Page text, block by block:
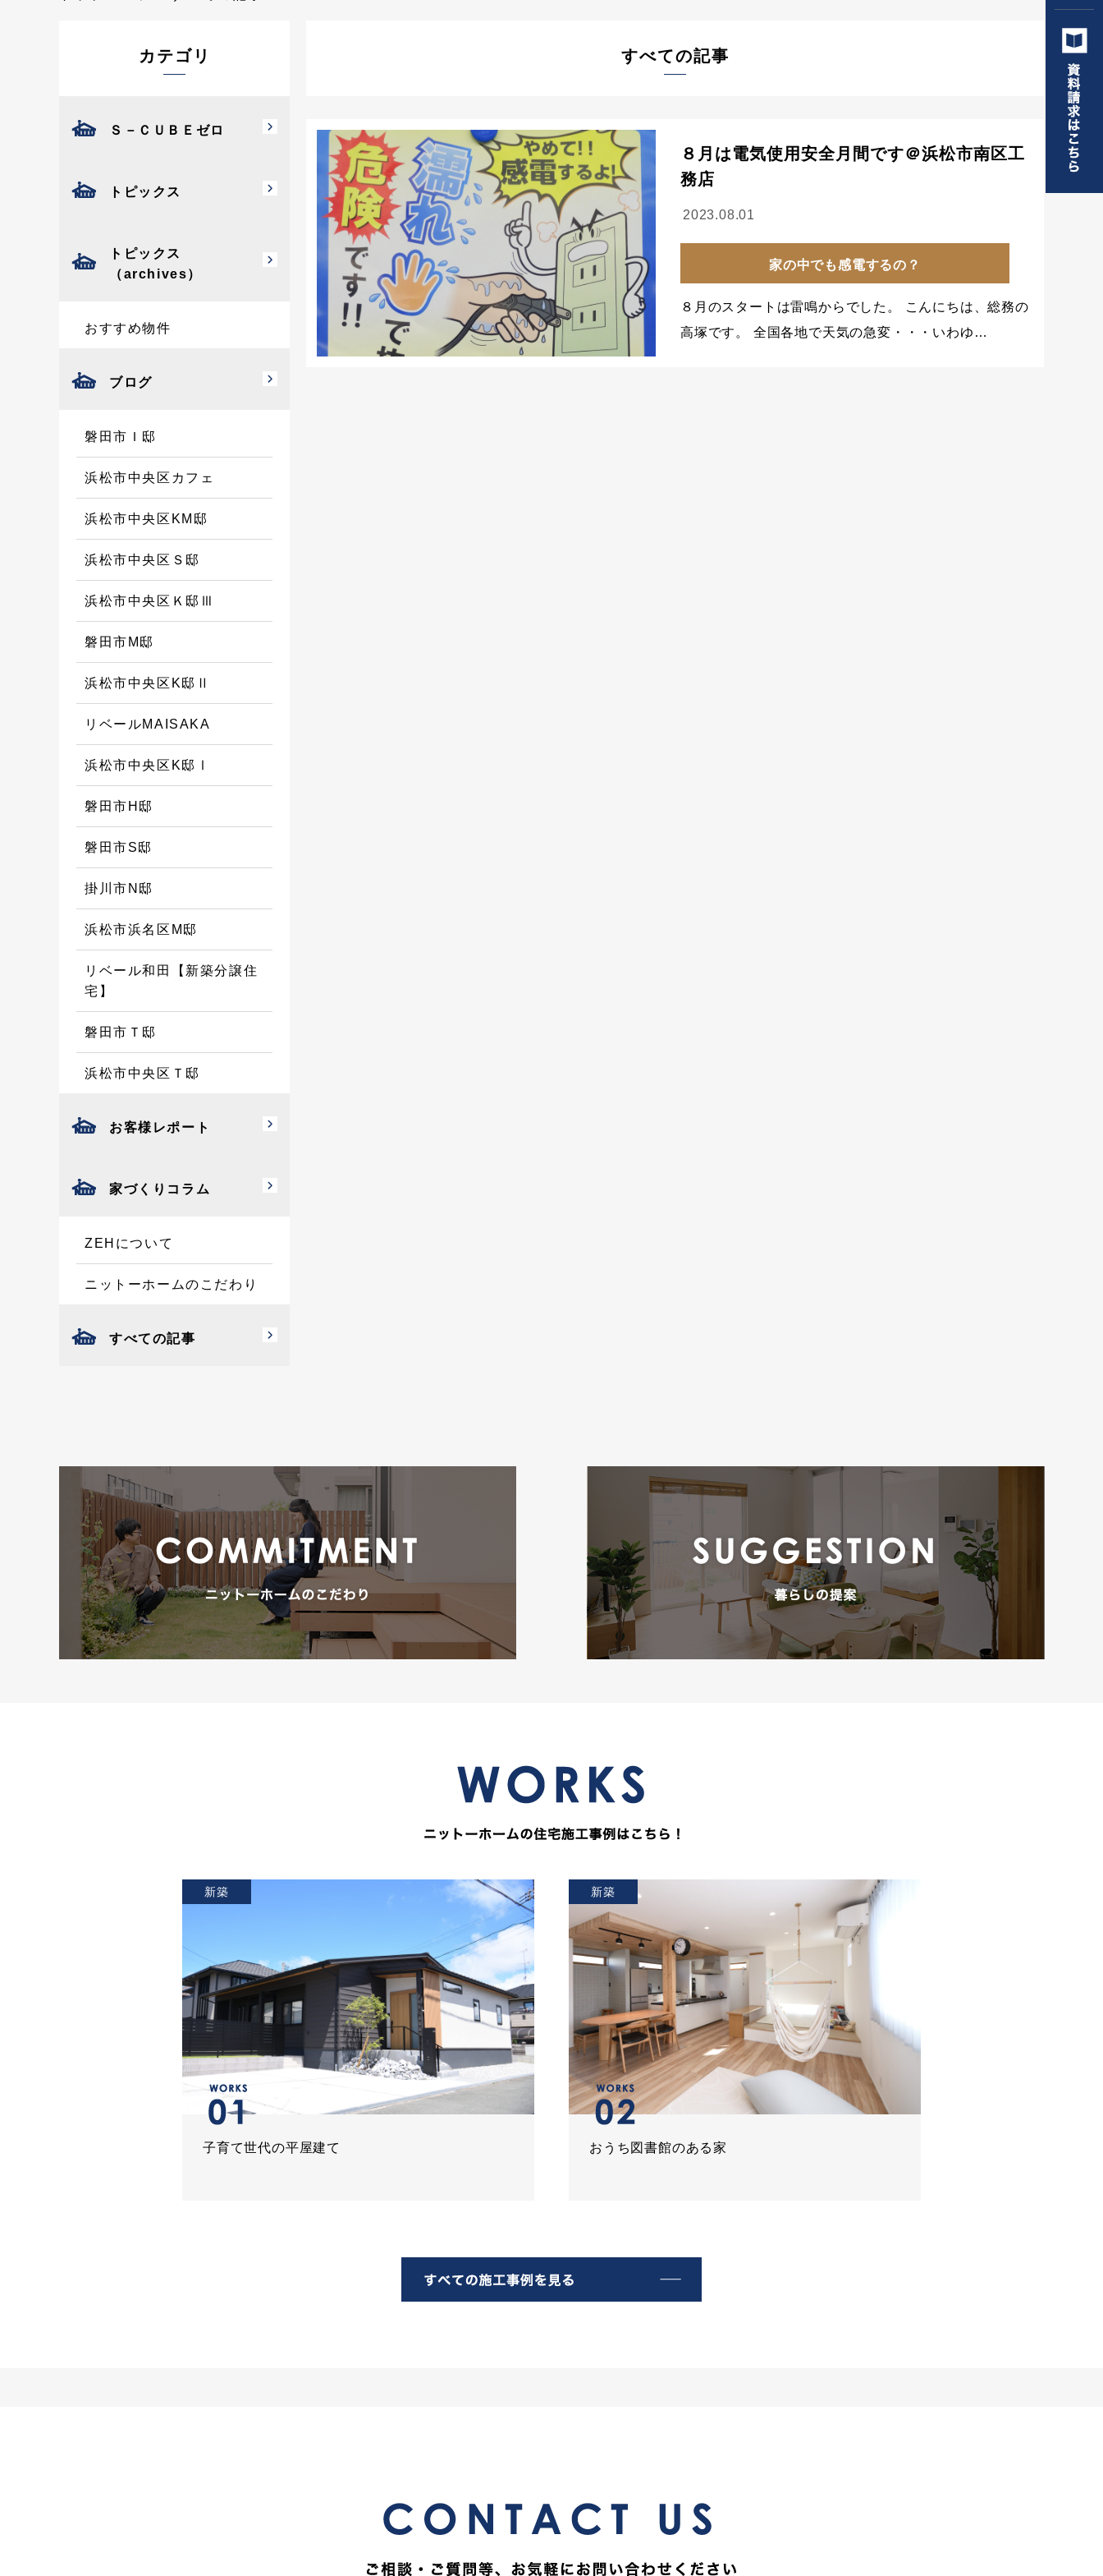
カテゴリ
Ｓ－ＣＵＢＥゼロ
トピックス
トピックス
（archives）
おすすめ物件
ブログ
磐田市Ｉ邸
浜松市中央区カフェ
浜松市中央区KM邸
浜松市中央区Ｓ邸
浜松市中央区Ｋ邸Ⅲ
磐田市M邸
浜松市中央区K邸Ⅱ
リベールMAISAKA
浜松市中央区K邸Ⅰ
磐田市H邸
磐田市S邸
掛川市N邸
浜松市浜名区M邸
リベール和田【新築分譲住
宅】
磐田市Ｔ邸
浜松市中央区Ｔ邸
お客様レポート
家づくりコラム
ZEHについて
ニットーホームのこだわり
すべての記事
すべての記事
８月は電気使用安全月間です＠浜松市南区工
務店
2023.08.01
家の中でも感電するの？
８月のスタートは雷鳴からでした。 こんにちは、総務の
高塚です。 全国各地で天気の急変・・・いわゆ…
子育て世代の平屋建て
新築
おうち図書館のある家
新築